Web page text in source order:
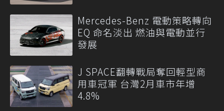
Mercedes-Benz 電動策略轉向
EQ 命名淡出 燃油與電動並行
發展
J SPACE翻轉戰局奪回輕型商
用車冠軍 台灣2月車市年增
4.8%